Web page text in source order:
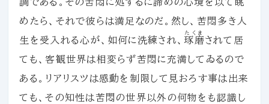
めたら、それで彼らは満足なのだ。然し、苦悶多き人
生を受入れる心が、如何に洗練され、 琢磨
たくま
されて居
ても、客観世界は相変らず苦悶に充満してゐるので
ある。リアリスツは感動を制限して見おろす事は出来
ても、その知性は苦悶の世界以外の何物をも認識し